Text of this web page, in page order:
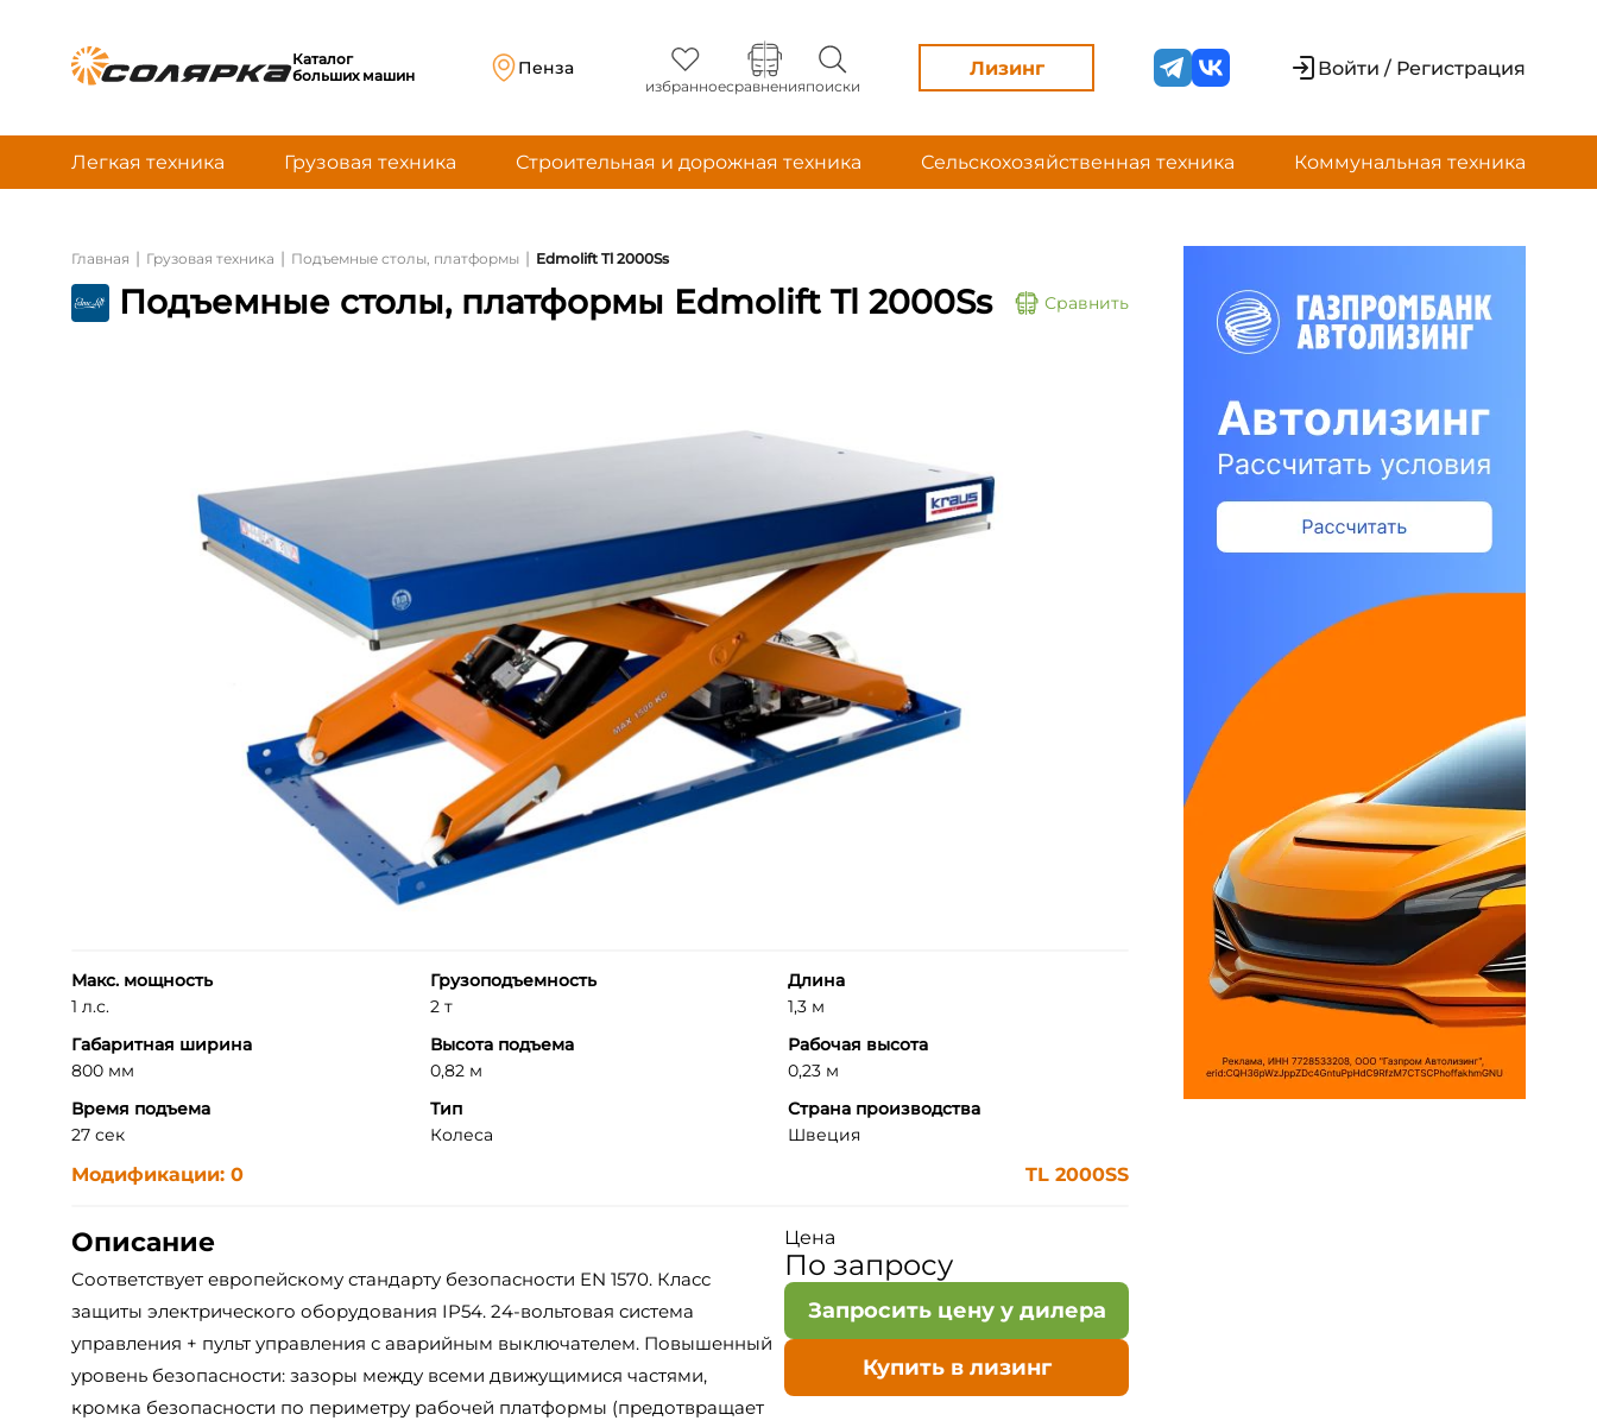
Каталог
больших машин
Пенза
избранноесравненияпоиски
Лизинг Войти / Регистрация
Легкая техника Грузовая техника Строительная и дорожная техника Сельскохозяйственная техника Коммунальная техника
Главная | Грузовая техника | Подъемные столы, платформы | Edmolift Tl 2000Ss
Подъемные столы, платформы Edmolift Tl 2000Ss Сравнить
Макс. мощность
1 л.с.
Грузоподъемность
2 т
Длина
1,3 м
Габаритная ширина
800 мм
Высота подъема
0,82 м
Рабочая высота
0,23 м
Время подъема
27 сек
Тип
Колеса
Страна производства
Швеция
Модификации: 0 TL 2000SS
Описание
Соответствует европейскому стандарту безопасности EN 1570. Класс
защиты электрического оборудования IP54. 24-вольтовая система
управления + пульт управления с аварийным выключателем. Повышенный
уровень безопасности: зазоры между всеми движущимися частями,
кромка безопасности по периметру рабочей платформы (предотвращает
Цена
По запросу
Запросить цену у дилера
Купить в лизинг